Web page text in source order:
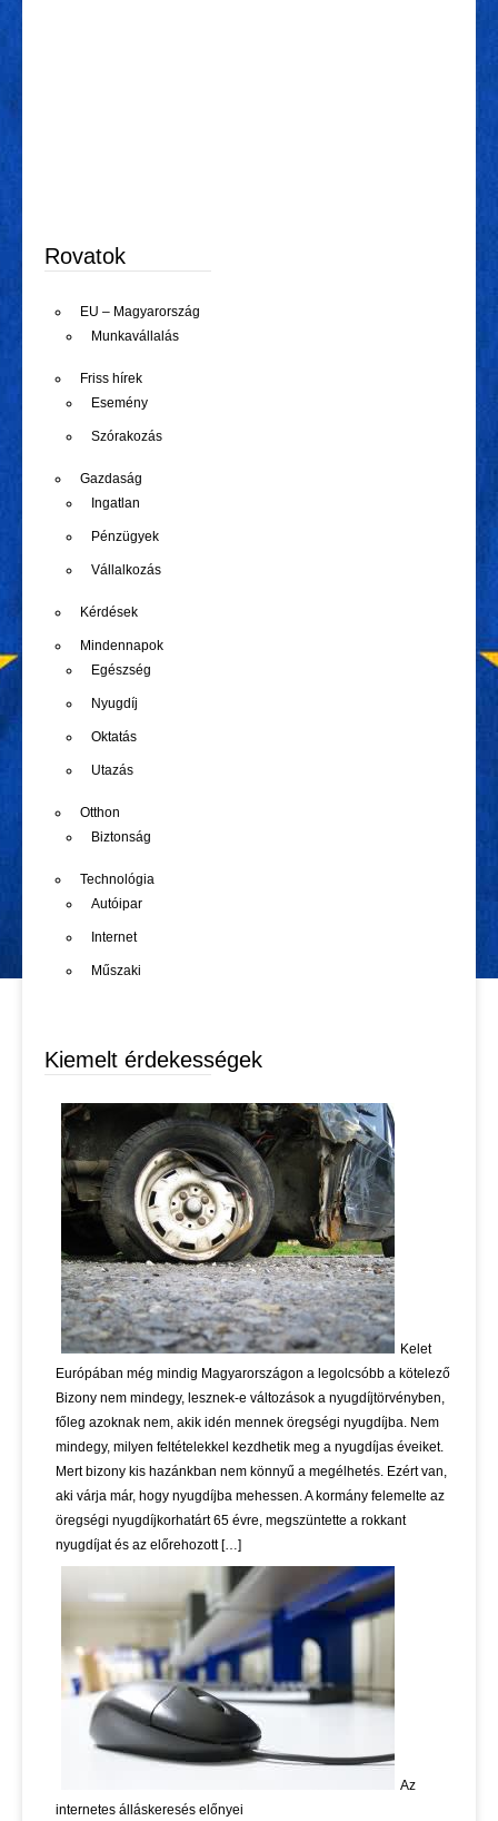
Rovatok
EU – Magyarország
Munkavállalás
Friss hírek
Esemény
Szórakozás
Gazdaság
Ingatlan
Pénzügyek
Vállalkozás
Kérdések
Mindennapok
Egészség
Nyugdíj
Oktatás
Utazás
Otthon
Biztonság
Technológia
Autóipar
Internet
Műszaki
Kiemelt érdekességek
Kelet
Európában még mindig Magyarországon a legolcsóbb a kötelező
Bizony nem mindegy, lesznek-e változások a nyugdíjtörvényben,
főleg azoknak nem, akik idén mennek öregségi nyugdíjba. Nem
mindegy, milyen feltételekkel kezdhetik meg a nyugdíjas éveiket.
Mert bizony kis hazánkban nem könnyű a megélhetés. Ezért van,
aki várja már, hogy nyugdíjba mehessen. A kormány felemelte az
öregségi nyugdíjkorhatárt 65 évre, megszüntette a rokkant
nyugdíjat és az előrehozott […]
Az
internetes álláskeresés előnyei